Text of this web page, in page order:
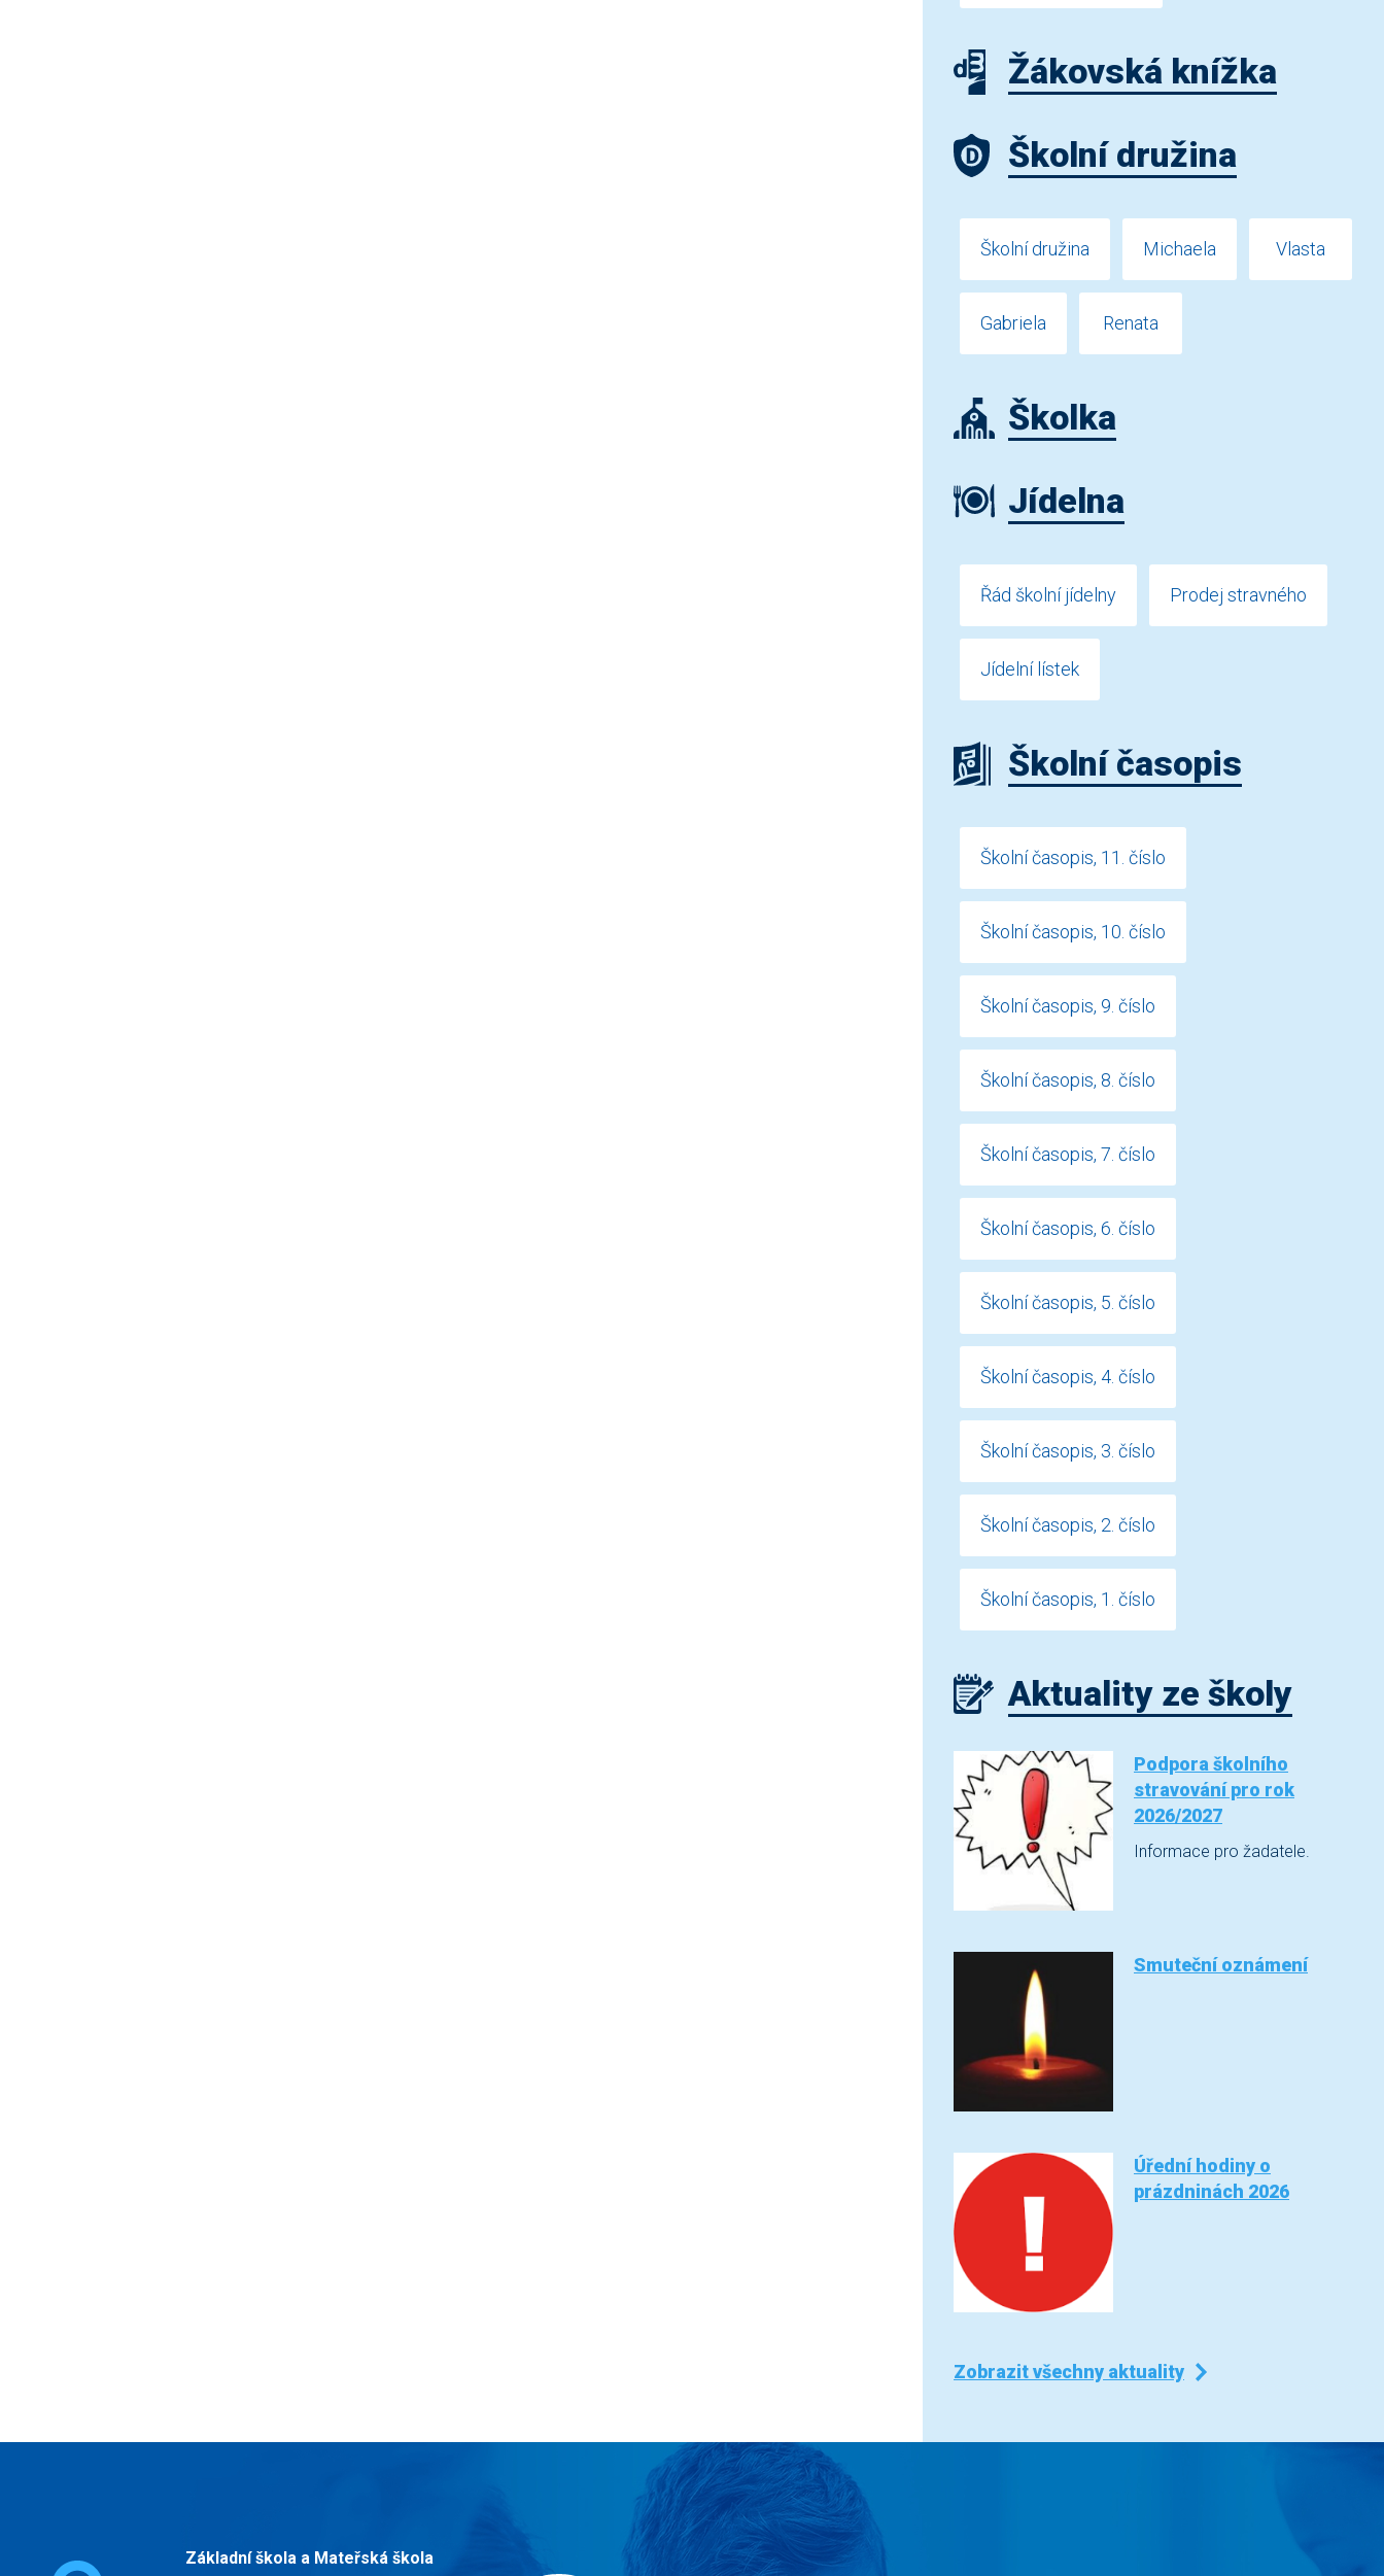
Žákovská knížka
Školní družina
Školní družina Michaela Vlasta
Gabriela Renata
Školka
Jídelna
Řád školní jídelny Prodej stravného
Jídelní lístek
Školní časopis
Školní časopis, 11. číslo
Školní časopis, 10. číslo
Školní časopis, 9. číslo
Školní časopis, 8. číslo
Školní časopis, 7. číslo
Školní časopis, 6. číslo
Školní časopis, 5. číslo
Školní časopis, 4. číslo
Školní časopis, 3. číslo
Školní časopis, 2. číslo
Školní časopis, 1. číslo
Aktuality ze školy
Podpora školního
stravování pro rok
2026/2027
Informace pro žadatele.
Smuteční oznámení
Úřední hodiny o
prázdninách 2026
Zobrazit všechny aktuality
Základní škola a Mateřská škola